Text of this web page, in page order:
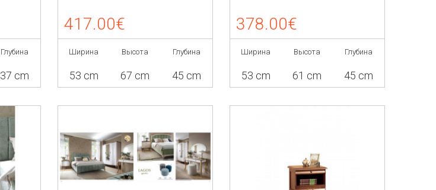
Глубина
37 cm
417.00€
Ширина
53 cm
Высота
67 cm
Глубина
45 cm
378.00€
Ширина
53 cm
Высота
61 cm
Глубина
45 cm